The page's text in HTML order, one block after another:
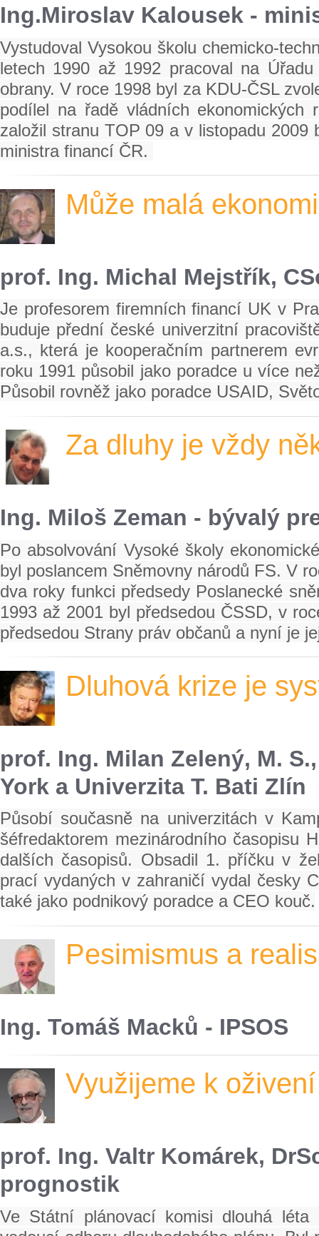
Ing.Miroslav Kalousek -
Vystudoval Vysokou školu chemicko-
letech 1990 až 1992 pracoval na
obrany. V roce 1998 byl za KDU-ČSL
podílel na řadě vládních ekonomických
založil stranu TOP 09 a v listopadu
ministra financí ČR.
Může malá
prof. Ing. Michal Mejstřík,
Je profesorem firemních financí UK v
buduje přední české univerzitní
a.s., která je kooperačním partnerem
roku 1991 působil jako poradce u více
Působil rovněž jako poradce USAID,
Za dluhy je vždy
Ing. Miloš Zeman - bývalý
Po absolvování Vysoké školy
byl poslancem Sněmovny národů FS. V
dva roky funkci předsedy Poslanecké
1993 až 2001 byl předsedou ČSSD, v
předsedou Strany práv občanů a nyní je
Dluhová krize je
prof. Ing. Milan Zelený, M.
York a Univerzita T. Bati Zlín
Působí současně na univerzitách v
šéfredaktorem mezinárodního časopisu
dalších časopisů. Obsadil 1. příčku v
prací vydaných v zahraničí vydal česky
také jako podnikový poradce a CEO kouč.
Pesimismus a
Ing. Tomáš Macků - IPSOS
Využijeme k
prof. Ing. Valtr Komárek,
prognostik
Ve Státní plánovací komisi dlouhá